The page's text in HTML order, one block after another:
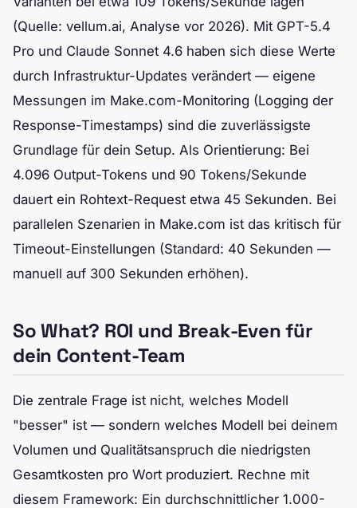
(Quelle: vellum.ai, Analyse vor 2026). Mit GPT-5.4
Pro und Claude Sonnet 4.6 haben sich diese Werte
durch Infrastruktur-Updates verändert — eigene
Messungen im Make.com-Monitoring (Logging der
Response-Timestamps) sind die zuverlässigste
Grundlage für dein Setup. Als Orientierung: Bei
4.096 Output-Tokens und 90 Tokens/Sekunde
dauert ein Rohtext-Request etwa 45 Sekunden. Bei
parallelen Szenarien in Make.com ist das kritisch für
Timeout-Einstellungen (Standard: 40 Sekunden —
manuell auf 300 Sekunden erhöhen).
So What? ROI und Break-Even für
dein Content-Team
Die zentrale Frage ist nicht, welches Modell
"besser" ist — sondern welches Modell bei deinem
Volumen und Qualitätsanspruch die niedrigsten
Gesamtkosten pro Wort produziert. Rechne mit
diesem Framework: Ein durchschnittlicher 1.000-